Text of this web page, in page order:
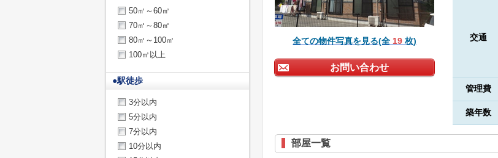
全ての物件写真を見る(全 19 枚)
お問い合わせ
交通
管理費
築年数
部屋一覧
50㎡～60㎡
70㎡～80㎡
80㎡～100㎡
100㎡以上
●駅徒歩
3分以内
5分以内
7分以内
10分以内